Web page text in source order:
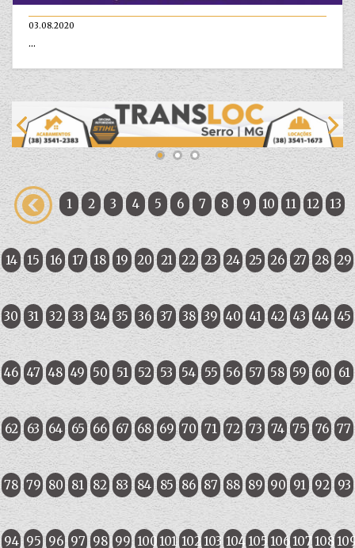
03.08.2020
...
1 2 3 4 5 6 7 8 9 10 11 12 13
14 15 16 17 18 19 20 21 22 23 24 25 26 27 28 29
30 31 32 33 34 35 36 37 38 39 40 41 42 43 44 45
46 47 48 49 50 51 52 53 54 55 56 57 58 59 60 61
62 63 64 65 66 67 68 69 70 71 72 73 74 75 76 77
78 79 80 81 82 83 84 85 86 87 88 89 90 91 92 93
94 95 96 97 98 99 100101 102 103 104 105 106 107 108